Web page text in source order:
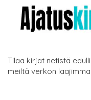
Tilaa kirjat netistä
meiltä verkon